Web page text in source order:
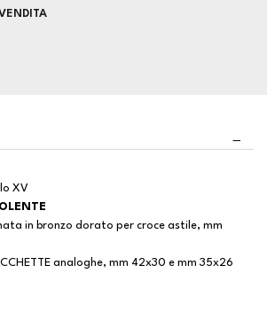
XV
in bronzo dorato per croce astile, mm
analoghe, mm 42x30 e mm 35x26